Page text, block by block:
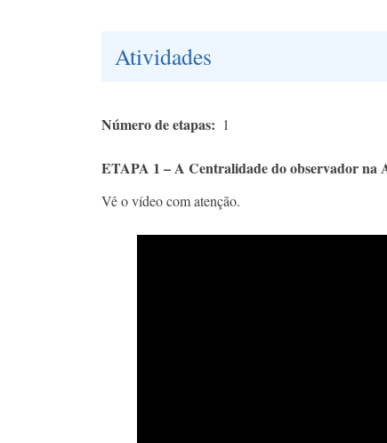
Atividades
Número de etapas 1
ETAPA 1 – A Centralidade do observador
Vê o vídeo com atenção.